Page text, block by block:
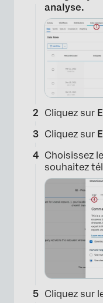
analyse.
Cliquez sur
Cliquez sur
Choisissez
souhaitez
Cliquez sur